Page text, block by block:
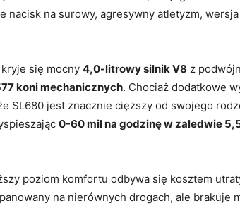
nacisk na surowy, agresywny atletyzm,
się mocny 4,0-litrowy silnik V8 z
koni mechanicznych. Chociaż dodatkowe
SL680 jest znacznie cięższy od swojego
0-60 mil na godzinę w zaledwie
poziom komfortu odbywa się kosztem
na nierównych drogach, ale brakuje